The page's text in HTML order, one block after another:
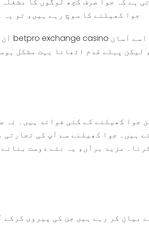
جوا کھیلنے کا سوچ رہے ہیں، تو
betpro exchange casino
لیکن پہلے قدم اٹھانا بہت مشکل
جوا کھیلنے کے کئی فوائد ہیں۔
ہیں۔ جوا کھیلنے سے آپ کی
مزید برآں، یہ نئے دوست
بیان کر رہے ہیں جن کی پیروی